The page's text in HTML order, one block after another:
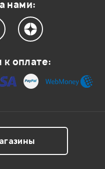
нами:
оплате: